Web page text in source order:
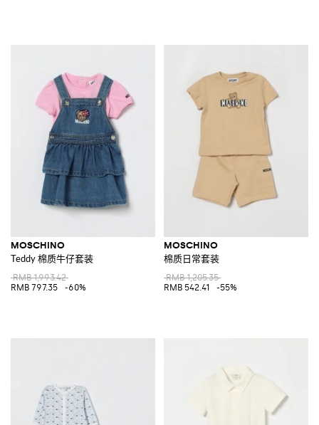
MOSCHINO
Teddy 棉质牛仔套装
RMB 1,993.42
RMB 797.35
-60%
MOSCHINO
棉质日常套装
RMB 1,205.35
RMB 542.41
-55%